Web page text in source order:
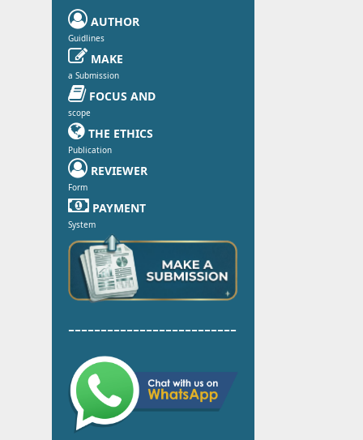
 AUTHOR
Guidlines
 MAKE
a Submission
FOCUS AND
scope
 THE ETHICS
Publication
 REVIEWER
Form
 PAYMENT
System
--------------------------